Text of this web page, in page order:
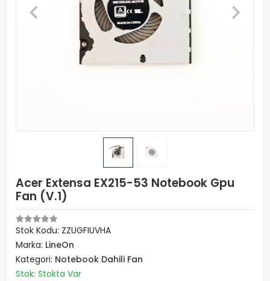
Acer Extensa EX215-53 Notebook Gpu
Fan (V.1)
Stok Kodu: ZZUGFIUVHA
Marka: LineOn
Kategori: Notebook Dahili Fan
Stok: Stokta Var